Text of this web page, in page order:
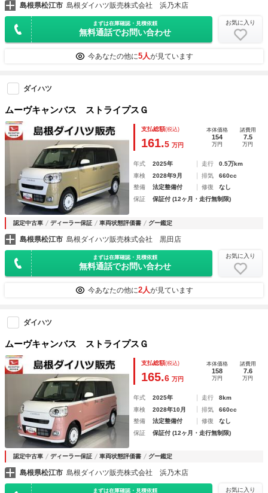
島根県松江市 島根ダイハツ販売株式会社 浜乃木店
まずは在庫確認・見積依頼
無料通話でお問い合わせ
お気に入り
今あなたの他に5人が見ています
ダイハツ
ムーヴキャンバス ストライプスＧ
支払総額(税込)
161.5 万円
本体価格
154
万円
諸費用
7.5
万円
年式 2025年 走行
0.5万km
車検
2028年9月 排気
660cc
整備
法定整備付 修復
なし
保証
保証付 (12ヶ月・走行無制限)
認定中古車 ディーラー保証 車両状態評価書 グー鑑定
島根県松江市 島根ダイハツ販売株式会社 黒田店
まずは在庫確認・見積依頼
無料通話でお問い合わせ
お気に入り
今あなたの他に2人が見ています
ダイハツ
ムーヴキャンバス ストライプスＧ
支払総額(税込)
165.6 万円
本体価格
158
万円
諸費用
7.6
万円
年式 2025年 走行
8km
車検
2028年10月 排気
660cc
整備
法定整備付 修復
なし
保証
保証付 (12ヶ月・走行無制限)
認定中古車 ディーラー保証 車両状態評価書 グー鑑定
島根県松江市 島根ダイハツ販売株式会社 浜乃木店
まずは在庫確認・見積依頼 お気に入り